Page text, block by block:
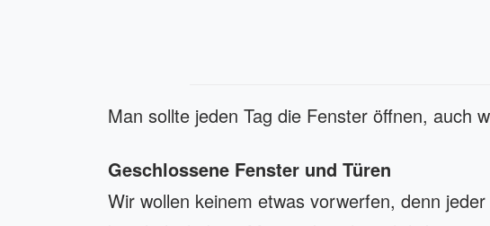
Man sollte jeden Tag die Fenster öffnen, auch
Geschlossene Fenster und Türen
Wir wollen keinem etwas vorwerfen, denn